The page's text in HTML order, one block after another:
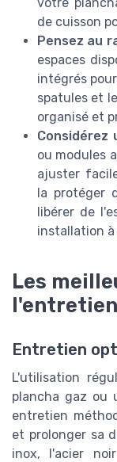
de cuisson
Pensez au
espaces
intégrés
spatules et
organisé et
Considérez
ou modules
ajuster
la protéger
libérer de
installation
Les
Entretien
L'utilisation
plancha gaz ou
entretien
et prolonger sa
inox, l'acier